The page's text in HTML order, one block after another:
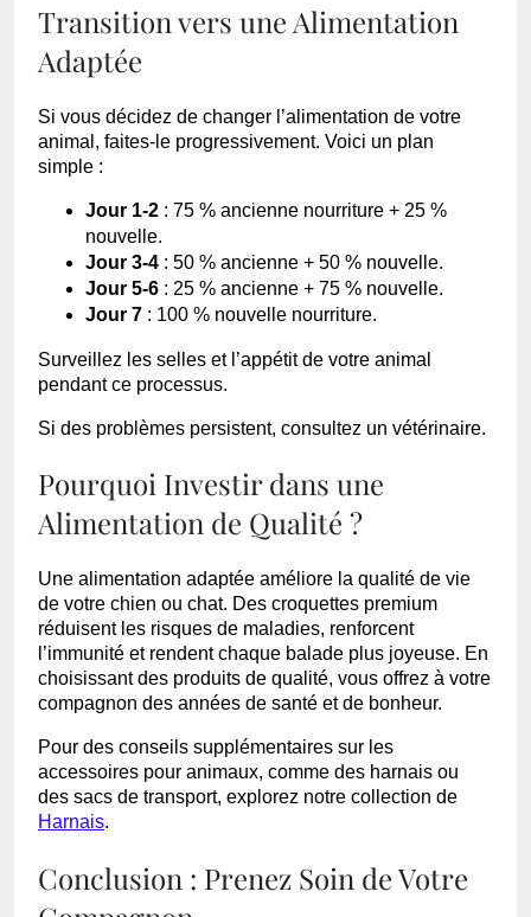
Transition vers une Alimentation
Adaptée
Si vous décidez de changer l’alimentation de votre
animal, faites-le progressivement. Voici un plan
simple :
Jour 1-2 : 75 % ancienne nourriture + 25 %
nouvelle.
Jour 3-4 : 50 % ancienne + 50 % nouvelle.
Jour 5-6 : 25 % ancienne + 75 % nouvelle.
Jour 7 : 100 % nouvelle nourriture.
Surveillez les selles et l’appétit de votre animal
pendant ce processus.
Si des problèmes persistent, consultez un vétérinaire.
Pourquoi Investir dans une
Alimentation de Qualité ?
Une alimentation adaptée améliore la qualité de vie
de votre chien ou chat. Des croquettes premium
réduisent les risques de maladies, renforcent
l’immunité et rendent chaque balade plus joyeuse. En
choisissant des produits de qualité, vous offrez à votre
compagnon des années de santé et de bonheur.
Pour des conseils supplémentaires sur les
accessoires pour animaux, comme des harnais ou
des sacs de transport, explorez notre collection de
Harnais.
Conclusion : Prenez Soin de Votre